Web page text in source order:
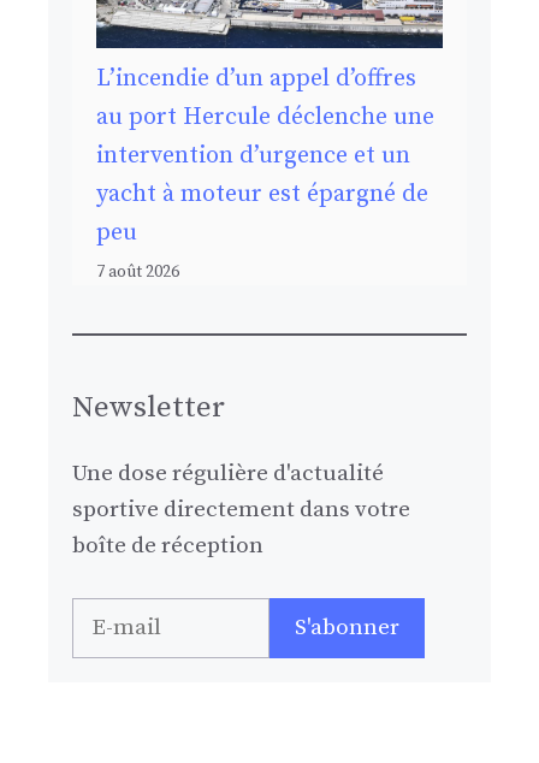
L’incendie d’un appel d’offres
au port Hercule déclenche une
intervention d’urgence et un
yacht à moteur est épargné de
peu
7 août 2026
Newsletter
Une dose régulière d'actualité
sportive directement dans votre
boîte de réception